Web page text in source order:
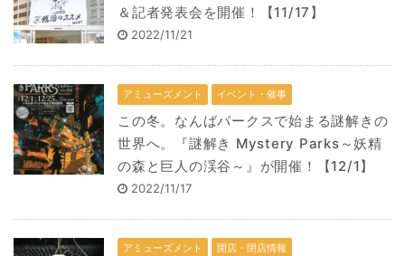
＆記者発表会を開催！【11/17】
2022/11/21
アミューズメント イベント・催事
この冬。なんばパークスで始まる謎解きの
世界へ。『謎解き Mystery Parks～妖精
の森と巨人の渓谷～』が開催！【12/1】
2022/11/17
アミューズメント 開店・閉店情報